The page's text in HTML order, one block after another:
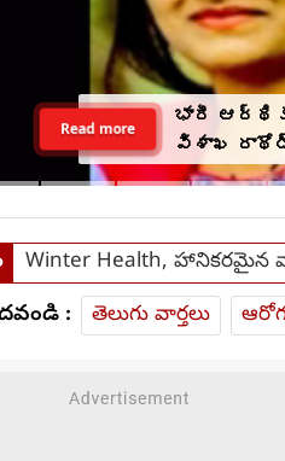
భారీ ఆర్థిక
విశాఖ
Read more
Winter Health, హానికరమైన
: తెలుగు వార్తలు